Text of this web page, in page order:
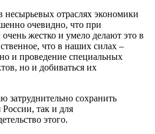
несырьевых отраслях экономики
очевидно, что при
жестко и умело делают это в
что в наших силах –
и проведение специальных
но и добиваться их
сохранить
России, так и для
этого.